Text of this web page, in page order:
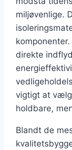
miljøvenlige.
direkte
vigtigt at
holdbare,
Blandt de